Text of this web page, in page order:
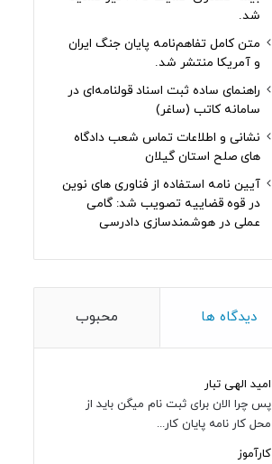
شد.
متن کامل تفاهم‌نامه پایان جنگ ایران
و آمریکا منتشر شد.
راهنمای ساده ثبت اسناد قولنامه‌ای در
سامانه کاتب (ساغر)
نشانی و اطلاعات تماس شعب دادگاه
های صلح استان گیلان
آیین نامه استفاده از فناوری های نوین
در قوه قضاییه تصویب شد: گامی
عملی در هوشمندسازی دادرسی
دیدگاه ها محبوب
امید الهی تبار
پس چرا الان برای ثبت نام میگن باید از
محل کار نامه پایان کار...
کارآموز